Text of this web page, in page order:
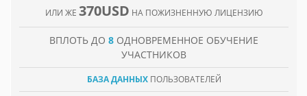
ИЛИ ЖЕ 370USD НА ПОЖИЗНЕННУЮ ЛИЦЕНЗИЮ
ВПЛОТЬ ДО 8 ОДНОВРЕМЕННОЕ ОБУЧЕНИЕ
УЧАСТНИКОВ
БАЗА ДАННЫХПОЛЬЗОВАТЕЛЕЙ